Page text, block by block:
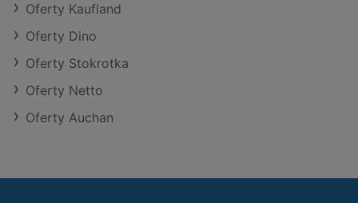
Oferty Kaufland
Oferty Dino
Oferty Stokrotka
Oferty Netto
Oferty Auchan